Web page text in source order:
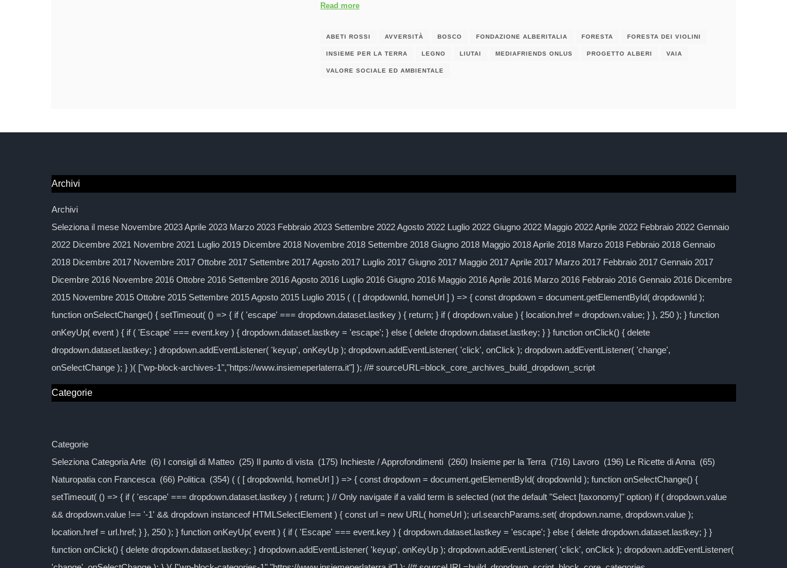
Read more
ABETI ROSSI AVVERSITÀ BOSCO FONDAZIONE ALBERITALIA FORESTA FORESTA DEI VIOLINI
INSIEME PER LA TERRA LEGNO LIUTAI MEDIAFRIENDS ONLUS PROGETTO ALBERI VAIA
VALORE SOCIALE ED AMBIENTALE
Archivi
Archivi
Seleziona il mese Novembre 2023 Aprile 2023 Marzo 2023 Febbraio 2023 Settembre 2022 Agosto 2022 Luglio 2022 Giugno 2022 Maggio 2022 Aprile 2022 Febbraio 2022 Gennaio
2022 Dicembre 2021 Novembre 2021 Luglio 2019 Dicembre 2018 Novembre 2018 Settembre 2018 Giugno 2018 Maggio 2018 Aprile 2018 Marzo 2018 Febbraio 2018 Gennaio
2018 Dicembre 2017 Novembre 2017 Ottobre 2017 Settembre 2017 Agosto 2017 Luglio 2017 Giugno 2017 Maggio 2017 Aprile 2017 Marzo 2017 Febbraio 2017 Gennaio 2017
Dicembre 2016 Novembre 2016 Ottobre 2016 Settembre 2016 Agosto 2016 Luglio 2016 Giugno 2016 Maggio 2016 Aprile 2016 Marzo 2016 Febbraio 2016 Gennaio 2016 Dicembre
2015 Novembre 2015 Ottobre 2015 Settembre 2015 Agosto 2015 Luglio 2015 ( ( [ dropdownId, homeUrl ] ) => { const dropdown = document.getElementById( dropdownId );
function onSelectChange() { setTimeout( () => { if ( 'escape' === dropdown.dataset.lastkey ) { return; } if ( dropdown.value ) { location.href = dropdown.value; } }, 250 ); } function
onKeyUp( event ) { if ( 'Escape' === event.key ) { dropdown.dataset.lastkey = 'escape'; } else { delete dropdown.dataset.lastkey; } } function onClick() { delete
dropdown.dataset.lastkey; } dropdown.addEventListener( 'keyup', onKeyUp ); dropdown.addEventListener( 'click', onClick ); dropdown.addEventListener( 'change',
onSelectChange ); } )( ["wp-block-archives-1","https://www.insiemeperlaterra.it"] ); //# sourceURL=block_core_archives_build_dropdown_script
Categorie
Categorie
Seleziona Categoria Arte (6) I consigli di Matteo (25) Il punto di vista (175) Inchieste / Approfondimenti (260) Insieme per la Terra (716) Lavoro (196) Le Ricette di Anna (65)
Naturopatia con Francesca (66) Politica (354) ( ( [ dropdownId, homeUrl ] ) => { const dropdown = document.getElementById( dropdownId ); function onSelectChange() {
setTimeout( () => { if ( 'escape' === dropdown.dataset.lastkey ) { return; } // Only navigate if a valid term is selected (not the default "Select [taxonomy]" option) if ( dropdown.value
&& dropdown.value !== '-1' && dropdown instanceof HTMLSelectElement ) { const url = new URL( homeUrl ); url.searchParams.set( dropdown.name, dropdown.value );
location.href = url.href; } }, 250 ); } function onKeyUp( event ) { if ( 'Escape' === event.key ) { dropdown.dataset.lastkey = 'escape'; } else { delete dropdown.dataset.lastkey; } }
function onClick() { delete dropdown.dataset.lastkey; } dropdown.addEventListener( 'keyup', onKeyUp ); dropdown.addEventListener( 'click', onClick ); dropdown.addEventListener(